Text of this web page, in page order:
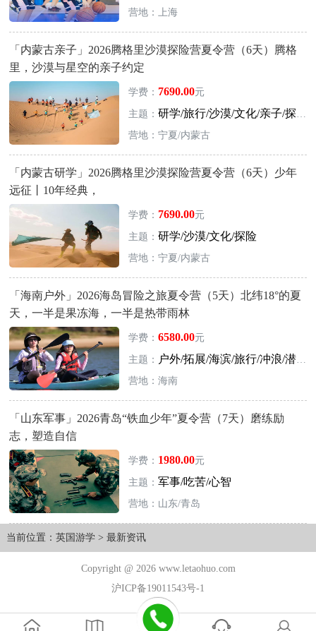
营地：上海
「内蒙古亲子」2026腾格里沙漠探险营夏令营（6天）腾格
里，沙漠与星空的亲子约定
学费： 7690.00元
主题： 研学/旅行/沙漠/文化/亲子/探险
营地：宁夏/内蒙古
「内蒙古研学」2026腾格里沙漠探险营夏令营（6天）少年
远征丨10年经典，
学费： 7690.00元
主题： 研学/沙漠/文化/探险
营地：宁夏/内蒙古
「海南户外」2026海岛冒险之旅夏令营（5天）北纬18°的夏
天，一半是果冻海，一半是热带雨林
学费： 6580.00元
主题： 户外/拓展/海滨/旅行/冲浪/潜水
营地：海南
「山东军事」2026青岛“铁血少年”夏令营（7天）磨练励
志，塑造自信
学费： 1980.00元
主题： 军事/吃苦/心智
营地：山东/青岛
当前位置： 英国游学> 最新资讯
Copyright @ 2026 www.letaohuo.com
沪ICP备19011543号-1